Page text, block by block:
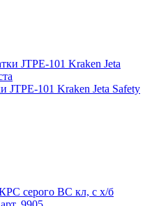
JTPE-101 Kraken Jeta Safety